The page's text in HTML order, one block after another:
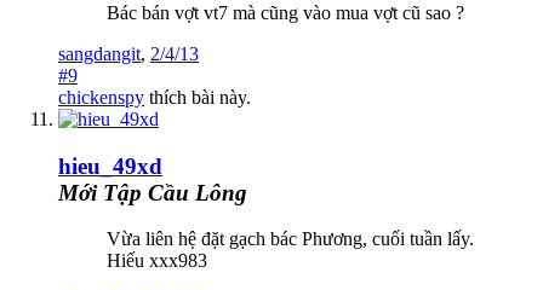
Bác bán vợt vt7 mà cũng vào mua vợt cũ sao ?
sangdangit, 2/4/13
#9
chickenspy thích bài này.
hieu_49xd
Mới Tập Cầu Lông
Vừa liên hệ đặt gạch bác Phương, cuối tuần lấy.
Hiếu xxx983